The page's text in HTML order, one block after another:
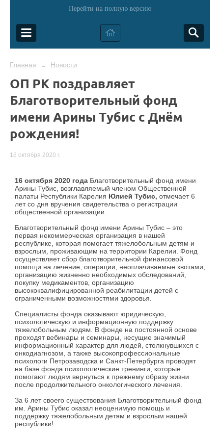
Перейти на полную версию
Главная → Новости
ОП РК поздравляет
Благотворительный фонд
имени Арины Тубис с Днём
рождения!
16 октября 2020 г.
16 октября 2020 года Благотворительный фонд имени
Арины Тубис, возглавляемый членом Общественной
палаты Республики Карелия Юлией Тубис, отмечает 6
лет со дня вручения свидетельства о регистрации
общественной организации.
Благотворительный фонд имени Арины Тубис – это
первая некоммерческая организация в нашей
республике, которая помогает тяжелобольным детям и
взрослым, проживающим на территории Карелии. Фонд
осуществляет сбор благотворительной финансовой
помощи на лечение, операции, неоплачиваемые квотами,
организацию жизненно необходимых обследований,
покупку медикаментов, организацию
высококвалифицированной реабилитации детей с
ограниченными возможностями здоровья.
Специалисты фонда оказывают юридическую,
психологическую и информационную поддержку
тяжелобольным людям. В фонде на постоянной основе
проходят вебинары и семинары, несущие значимый
информационный характер для людей, столкнувшихся с
онкодиагнозом, а также высокопрофессиональные
психологи Петрозаводска и Санкт-Петербурга проводят
на базе фонда психологические тренинги, которые
помогают людям вернуться к прежнему образу жизни
после продолжительного онкологического лечения.
За 6 лет своего существования Благотворительный фонд
им. Арины Тубис оказал неоценимую помощь и
поддержку тяжелобольным детям и взрослым нашей
республики!